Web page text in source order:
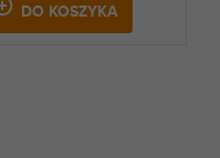
DO KOSZYKA